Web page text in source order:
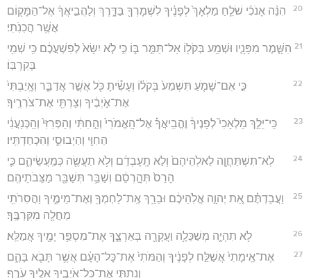
20
הִנֵּ֨ה אָנֹכִ֜י שֹׁלֵ֤חַ מַלְאָךְ֙ לְפָנֶ֔יךָ לִשְׁמָרְךָ֖ בַּדָּ֑רֶךְ וְלַהֲבִ֣יאֲךָ֔ אֶל־הַמָּק֖וֹם
אֲשֶׁ֥ר הֲכִנֹֽתִי׃
21 הִשָּׁ֧מֶר מִפָּנָ֛יו וּשְׁמַ֥ע בְּקֹל֖וֹ אַל־תַּמֵּ֣ר בּ֑וֹ כִּ֣י לֹ֤א יִשָּׂא֙ לְפִשְׁעֲכֶ֔ם כִּ֥י שְׁמִ֖י
בְּקִרְבּֽוֹ׃
22
כִּ֣י אִם־שָׁמֹ֤עַ תִּשְׁמַע֙ בְּקֹל֔וֹ וְעָשִׂ֕יתָ כֹּ֖ל אֲשֶׁ֣ר אֲדַבֵּ֑ר וְאָֽיַבְתִּי֙
אֶת־אֹ֣יְבֶ֔יךָ וְצַרְתִּ֖י אֶת־צֹרְרֶֽיךָ׃
23
כִּֽי־יֵלֵ֣ךְ מַלְאָכִי֮ לְפָנֶיךָ֒ וֶהֱבִֽיאֲךָ֗ אֶל־הָֽאֱמֹרִי֙ וְהַ֣חִתִּ֔י וְהַפְּרִזִּי֙ וְהַֽכְּנַעֲנִ֔י
הַחִוִּ֖י וְהַיְבוּסִ֑י וְהִכְחַדְתִּֽיו׃
24
לֹֽא־תִשְׁתַּחֲוֶ֤ה לֵאלֹֽהֵיהֶם֙ וְלֹ֣א תָֽעָבְדֵ֔ם וְלֹ֥א תַעֲשֶׂ֖ה כְּמַֽעֲשֵׂיהֶ֑ם כִּ֤י
הָרֵס֙ תְּהָ֣רְסֵ֔ם וְשַׁבֵּ֥ר תְּשַׁבֵּ֖ר מַצֵּבֹתֵיהֶֽם׃
25
וַעֲבַדְתֶּ֗ם אֵ֚ת יְהוָ֣ה אֱלֹֽהֵיכֶ֔ם וּבֵרַ֥ךְ אֶֽת־לַחְמְךָ֖ וְאֶת־מֵימֶ֑יךָ וַהֲסִרֹתִ֥י
מַחֲלָ֖ה מִקִּרְבֶּֽךָ׃
26 לֹ֥א תִהְיֶ֛ה מְשַׁכֵּלָ֥ה וַעֲקָרָ֖ה בְּאַרְצֶ֑ךָ אֶת־מִסְפַּ֥ר יָמֶ֖יךָ אֲמַלֵּֽא׃
27
אֶת־אֵֽימָתִי֙ אֲשַׁלַּ֣ח לְפָנֶ֔יךָ וְהַמֹּתִי֙ אֶת־כָּל־הָעָ֔ם אֲשֶׁ֥ר תָּבֹ֖א בָּהֶ֑ם
וְנָתַתִּ֧י אֶת־כָּל־אֹיְבֶ֛יךָ אֵלֶ֖יךָ עֹֽרֶף׃